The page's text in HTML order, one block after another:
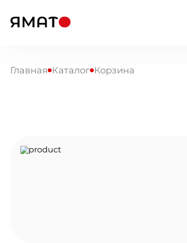
Главная Каталог Корзина